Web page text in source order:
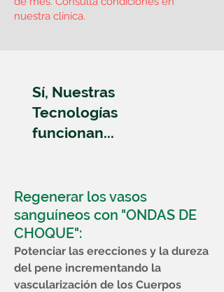
nuestra clínica.
Sí, Nuestras
Tecnologías
funcionan...
Regenerar los vasos
sanguíneos con "ONDAS DE
CHOQUE":
Potenciar las erecciones y la dureza
del pene incrementando la
vascularización de los Cuerpos